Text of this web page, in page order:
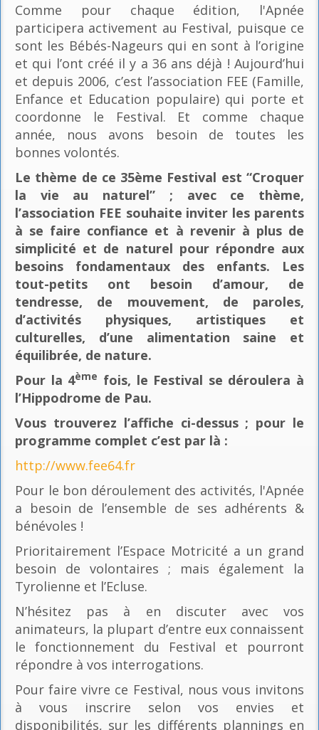
Comme pour chaque édition, l'Apnée
participera activement au Festival, puisque ce
sont les Bébés-Nageurs qui en sont à l’origine
et qui l’ont créé il y a 36 ans déjà ! Aujourd’hui
et depuis 2006, c’est l’association FEE (Famille,
Enfance et Education populaire) qui porte et
coordonne le Festival. Et comme chaque
année, nous avons besoin de toutes les
bonnes volontés.
Le thème de ce 35ème Festival est “Croquer
la vie au naturel” ; avec ce thème,
l’association FEE souhaite inviter les parents
à se faire confiance et à revenir à plus de
simplicité et de naturel pour répondre aux
besoins fondamentaux des enfants. Les
tout-petits ont besoin d’amour, de
tendresse, de mouvement, de paroles,
d’activités physiques, artistiques et
culturelles, d’une alimentation saine et
équilibrée, de nature.
Pour la 4ème fois, le Festival se déroulera à
l’Hippodrome de Pau.
Vous trouverez l’affiche ci-dessus ; pour le
programme complet c’est par là :
http://www.fee64.fr
Pour le bon déroulement des activités, l'Apnée
a besoin de l’ensemble de ses adhérents &
bénévoles !
Prioritairement l’Espace Motricité a un grand
besoin de volontaires ; mais également la
Tyrolienne et l’Ecluse.
N’hésitez pas à en discuter avec vos
animateurs, la plupart d’entre eux connaissent
le fonctionnement du Festival et pourront
répondre à vos interrogations.
Pour faire vivre ce Festival, nous vous invitons
à vous inscrire selon vos envies et
disponibilités, sur les différents plannings en